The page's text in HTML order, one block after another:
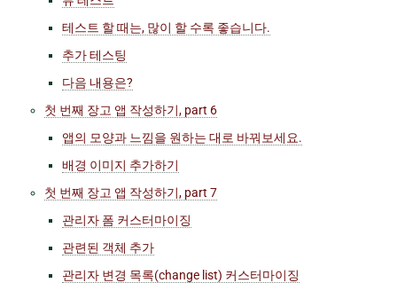
테스트 할 때는, 많이 할 수록 좋습니다.
추가 테스팅
다음 내용은?
첫 번째 장고 앱 작성하기, part 6
앱의 모양과 느낌을 원하는 대로 바꿔보세요.
배경 이미지 추가하기
첫 번째 장고 앱 작성하기, part 7
관리자 폼 커스터마이징
관련된 객체 추가
관리자 변경 목록(change list) 커스터마이징